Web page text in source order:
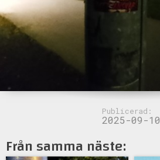
Publicerad:
2025-09-10
Från samma näste: